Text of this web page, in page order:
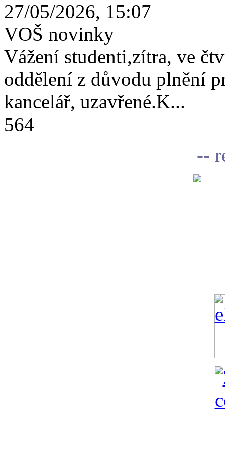
27/05/2026, 15:07
VOŠ novinky
Vážení studenti,zítra, ve
oddělení z důvodu plnění
kancelář, uzavřené.K...
564
--